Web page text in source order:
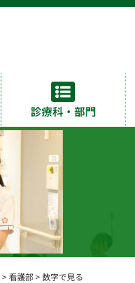
診療科・部門
> 看護部 > 数字で見る